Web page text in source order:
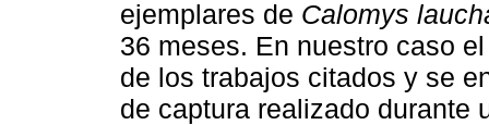
ejemplares de Calomys
36 meses. En nuestro caso
de los trabajos citados y se
de captura realizado durante